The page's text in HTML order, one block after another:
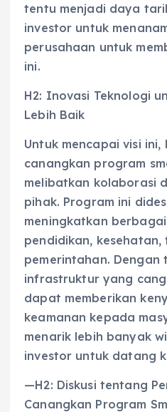
tentu menjadi daya
investor untuk
perusahaan untuk
ini.
H2: Inovasi Teknologi
Lebih Baik
Untuk mencapai visi ini,
canangkan program
melibatkan kolaborasi
pihak. Program ini
meningkatkan
pendidikan,
pemerintahan. Dengan
infrastruktur yang
dapat memberikan
keamanan kepada
menarik lebih banyak
investor untuk datang
—H2: Diskusi tentang
Canangkan Program